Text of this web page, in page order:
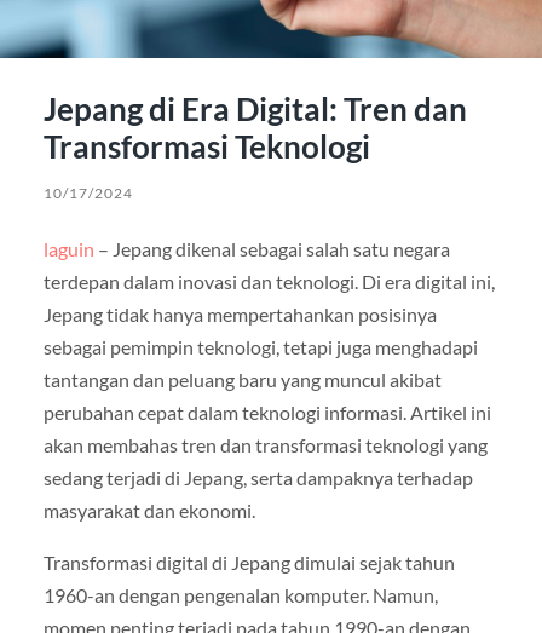
Jepang di Era Digital: Tren dan
Transformasi Teknologi
10/17/2024
laguin – Jepang dikenal sebagai salah satu negara
terdepan dalam inovasi dan teknologi. Di era digital ini,
Jepang tidak hanya mempertahankan posisinya
sebagai pemimpin teknologi, tetapi juga menghadapi
tantangan dan peluang baru yang muncul akibat
perubahan cepat dalam teknologi informasi. Artikel ini
akan membahas tren dan transformasi teknologi yang
sedang terjadi di Jepang, serta dampaknya terhadap
masyarakat dan ekonomi.
Transformasi digital di Jepang dimulai sejak tahun
1960-an dengan pengenalan komputer. Namun,
momen penting terjadi pada tahun 1990-an dengan